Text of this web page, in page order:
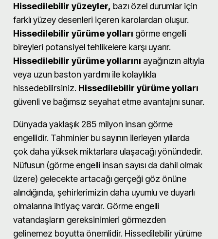
Hissedilebilir yüzeyler, bazı özel durumlar için
farklı yüzey desenleri içeren karolardan oluşur.
Hissedilebilir yürüme yolları görme engelli
bireyleri potansiyel tehlikelere karşı uyarır.
Hissedilebilir yürüme yollarını ayağınızın altıyla
veya uzun baston yardımı ile kolaylıkla
hissedebilirsiniz. Hissedilebilir yürüme yolları
güvenli ve bağımsız seyahat etme avantajını sunar.
Dünyada yaklaşık 285 milyon insan görme
engellidir. Tahminler bu sayının ilerleyen yıllarda
çok daha yüksek miktarlara ulaşacağı yönündedir.
Nüfusun (görme engelli insan sayısı da dahil olmak
üzere) gelecekte artacağı gerçeği göz önüne
alındığında, şehirlerimizin daha uyumlu ve duyarlı
olmalarına ihtiyaç vardır. Görme engelli
vatandaşların gereksinimleri görmezden
gelinemez boyutta önemlidir. Hissedilebilir yürüme